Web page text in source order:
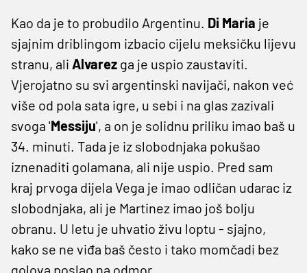
Kao da je to probudilo Argentinu. Di Maria je
sjajnim driblingom izbacio cijelu meksičku lijevu
stranu, ali Alvarez ga je uspio zaustaviti.
Vjerojatno su svi argentinski navijači, nakon već
više od pola sata igre, u sebi i na glas zazivali
svoga 'Messiju', a on je solidnu priliku imao baš u
34. minuti. Tada je iz slobodnjaka pokušao
iznenaditi golamana, ali nije uspio. Pred sam
kraj prvoga dijela Vega je imao odličan udarac iz
slobodnjaka, ali je Martinez imao još bolju
obranu. U letu je uhvatio živu loptu - sjajno,
kako se ne viđa baš često i tako momčadi bez
golova poslao na odmor.